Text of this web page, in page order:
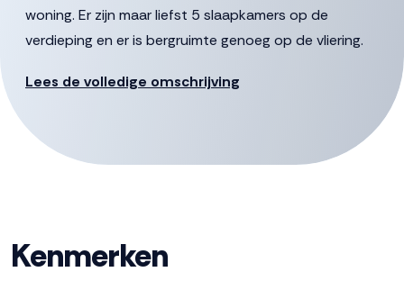
woning. Er zijn maar liefst 5 slaapkamers op de
verdieping en er is bergruimte genoeg op de vliering.
gezondheidscentrum en scholen bevinden zich op korte
De gestelde vraagprijs betreft een “bieden vanaf prijs”,
Indeling:
Begane grond:
Lees de volledige omschrijving
Kenmerken